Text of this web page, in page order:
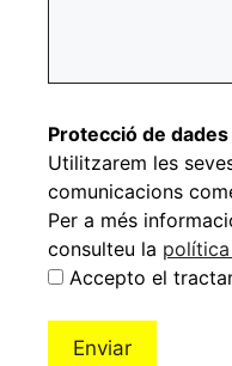
Protecció de
Utilitzarem les
comunicacions
Per a més
consulteu la
Accepto el